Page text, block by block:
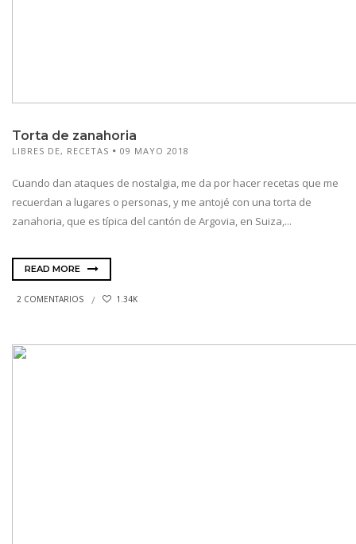
Torta de zanahoria
LIBRES DE, RECETAS 09 MAYO 2018
Cuando dan ataques de nostalgia, me da por hacer recetas que me
recuerdan a lugares o personas, y me antojé con una torta de
zanahoria, que es típica del cantón de Argovia, en Suiza,...
READ MORE
2 COMENTARIOS 1.34K